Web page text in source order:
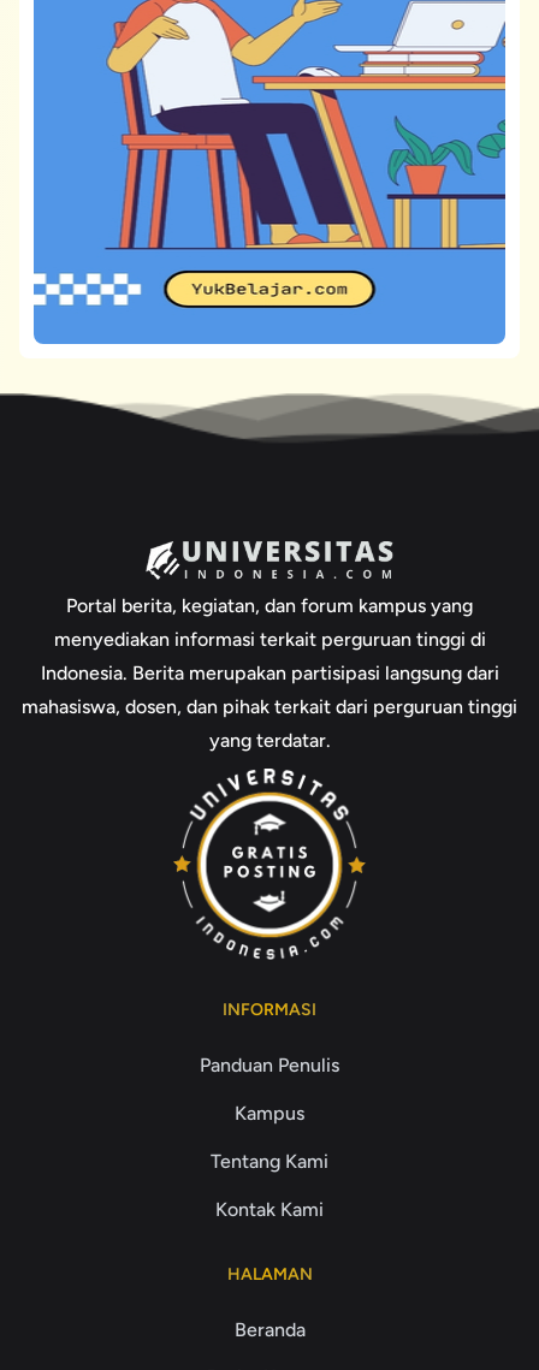
Portal berita, kegiatan, dan forum kampus yang
menyediakan informasi terkait perguruan tinggi di
Indonesia. Berita merupakan partisipasi langsung dari
mahasiswa, dosen, dan pihak terkait dari perguruan tinggi
yang terdatar.
INFORMASI
Panduan Penulis
Kampus
Tentang Kami
Kontak Kami
HALAMAN
Beranda